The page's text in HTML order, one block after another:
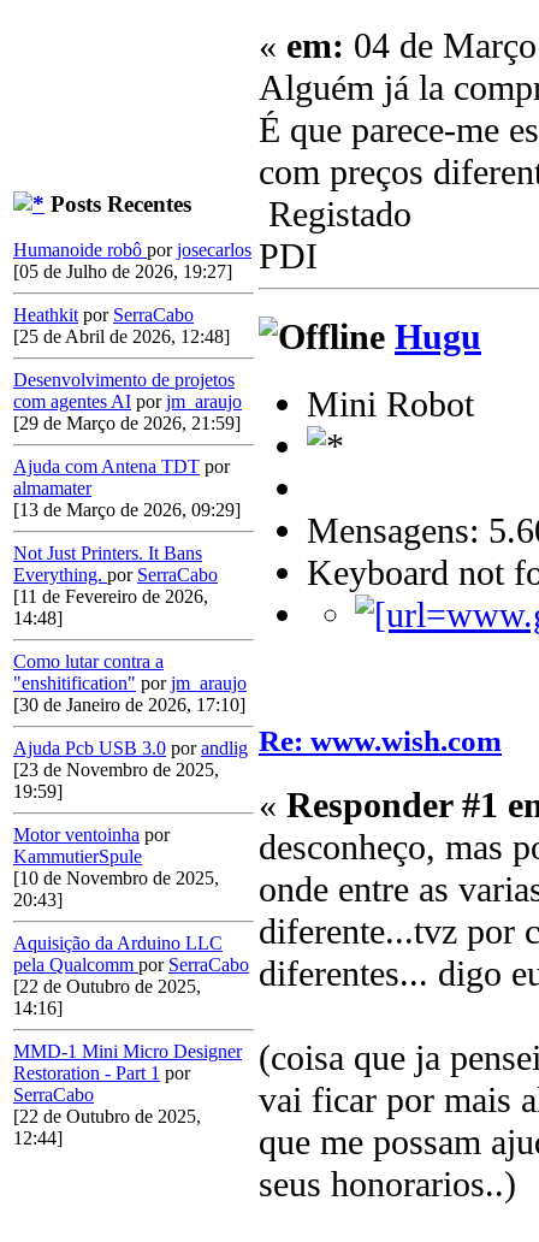
Posts Recentes
Humanoide robô porjosecarlos
[05 de Julho de 2026, 19:27]
Heathkit por SerraCabo
[25 de Abril de 2026, 12:48]
Desenvolvimento de projetos
com agentes AI porjm_araujo
[29 de Março de 2026, 21:59]
Ajuda com Antena TDT por
almamater
[13 de Março de 2026, 09:29]
Not Just Printers. It Bans
Everything. por SerraCabo
[11 de Fevereiro de 2026,
14:48]
Como lutar contra a
"enshitification" porjm_araujo
[30 de Janeiro de 2026, 17:10]
Ajuda Pcb USB 3.0 porandlig
[23 de Novembro de 2025,
19:59]
Motor ventoinha por
KammutierSpule
[10 de Novembro de 2025,
20:43]
Aquisição da Arduino LLC
pela Qualcomm por SerraCabo
[22 de Outubro de 2025,
14:16]
MMD-1 Mini Micro Designer
Restoration - Part 1 por
SerraCabo
[22 de Outubro de 2025,
12:44]
« em: 04 de
Alguém já la
É que parece-me
com preços
Registado
PDI
Hugu
Mini Robot
Mensagens:
Keyboard not
Re: www.wish.com
« Responder #1
desconheço, mas
onde entre as
diferente...tvz por
diferentes... digo
(coisa que ja
vai ficar por mais
que me possam
seus honorarios..)